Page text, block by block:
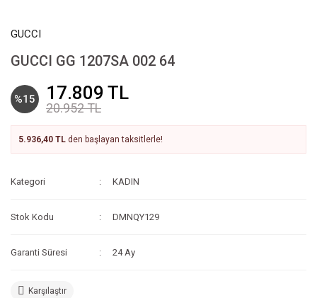
GUCCI
GUCCI GG 1207SA 002 64
%15 17.809 TL
20.952 TL
5.936,40 TL den başlayan taksitlerle!
Kategori KADIN
Stok Kodu DMNQY129
Garanti Süresi 24 Ay
Karşılaştır